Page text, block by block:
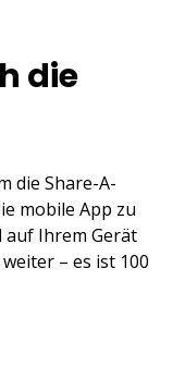
die
die Share-A-
mobile App zu
auf Ihrem Gerät
– es ist 100